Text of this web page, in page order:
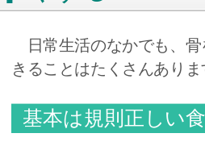
日常生活のなかでも、骨
きることはたくさんありま
基本は規則正しい